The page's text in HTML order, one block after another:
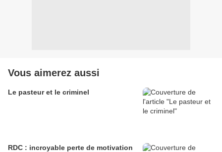
Vous aimerez aussi
Le pasteur et le criminel
RDC : incroyable perte de motivation